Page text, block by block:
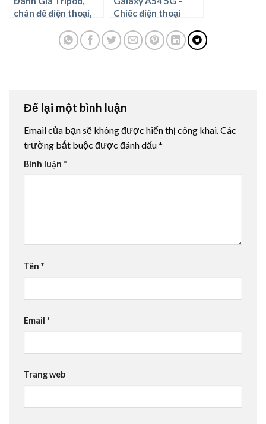
chân đế điện thoại,
Chiếc điện thoại
Để lại một bình luận
Email của bạn sẽ không được hiển thị công khai. Các
trường bắt buộc được đánh dấu*
Bình luận *
Tên *
Email *
Trang web